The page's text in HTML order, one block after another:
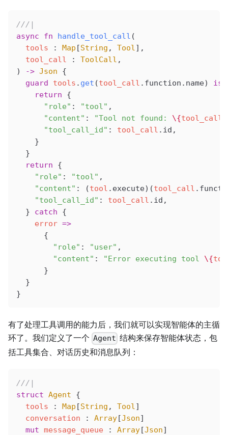
///|
async fn handle_tool_call (
  tools
: Map [String , Tool],
  tool_call
: ToolCall ,
)
-> Json {
  guard
tools . get (tool_call .function.name) is
    return
{
      "role"
: "tool" ,
      "content"
: "Tool not found: \{tool_call
      "tool_call_id"
: tool_call .id,
    }
  }
  return
{
    "role"
: "tool" ,
    "content"
: (tool .execute)(tool_call
    "tool_call_id"
: tool_call .id,
  }
catch {
    error
=>
      {
        "role"
: "user" ,
        "content"
: "Error executing tool \{
      }
  }
}
有了处理工具调用的能力后，我们就可以实现智能体的主循
环了。我们定义了一个 Agent 结构来保存智能体状态，包
括工具集合、对话历史和消息队列：
///|
struct Agent {
  tools
: Map [String , Tool]
  conversation
: Array[Json]
  mut
message_queue : Array[Json]